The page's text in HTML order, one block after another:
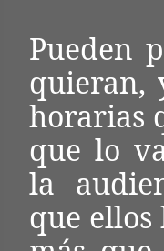
Pueden
quieran,
horarias
que lo
la
que